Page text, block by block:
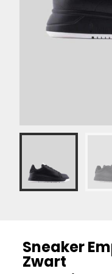
Sneaker
Zwart